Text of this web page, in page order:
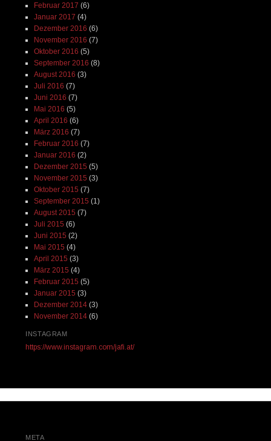
Februar 2017 (6)
Januar 2017 (4)
Dezember 2016 (6)
November 2016 (7)
Oktober 2016 (5)
September 2016 (8)
August 2016 (3)
Juli 2016 (7)
Juni 2016 (7)
Mai 2016 (5)
April 2016 (6)
März 2016 (7)
Februar 2016 (7)
Januar 2016 (2)
Dezember 2015 (5)
November 2015 (3)
Oktober 2015 (7)
September 2015 (1)
August 2015 (7)
Juli 2015 (6)
Juni 2015 (2)
Mai 2015 (4)
April 2015 (3)
März 2015 (4)
Februar 2015 (5)
Januar 2015 (3)
Dezember 2014(3)
November 2014(6)
INSTAGRAM
https://www.instagram.com/jafi.at/
META